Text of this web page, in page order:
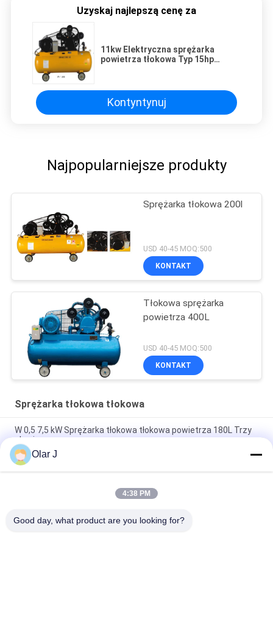
Uzyskaj najlepszą cenę za
11kw Elektryczna sprężarka
powietrza tłokowa Typ 15hp
Kontyntynuj
Najpopularniejsze produkty
Sprężarka tłokowa 200l
USD 40-45 MOQ:500
KONTAKT
Tłokowa sprężarka
powietrza 400L
USD 40-45 MOQ:500
KONTAKT
Sprężarka tłokowa tłokowa
W 0,5 7,5 kW Sprężarka tłokowa tłokowa powietrza 180L Trzy
głowice
15hp Tłokowa sprężarka powietrza napędzana paskiem 300l 3
głowice
V1.05 Sprężarka tłokowa tłokowa, mała napędzana paskiem
Olar J
4:38 PM
Good day, what product are you looking for?